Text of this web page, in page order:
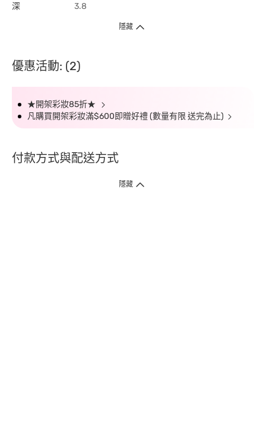
深 3.8
隱藏
優惠活動: (2)
★開架彩妝85折★
凡購買開架彩妝滿$600即贈好禮 (數量有限 送完為止)
付款方式與配送方式
隱藏